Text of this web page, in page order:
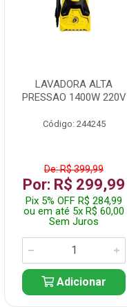
LAVADORA ALTA
PRESSAO 1400W 220V
Código: 244245
De: R$ 399,99
Por: R$ 299,99
Pix 5% OFF R$ 284,99
ou em até 5x R$ 60,00
Sem Juros
Adicionar